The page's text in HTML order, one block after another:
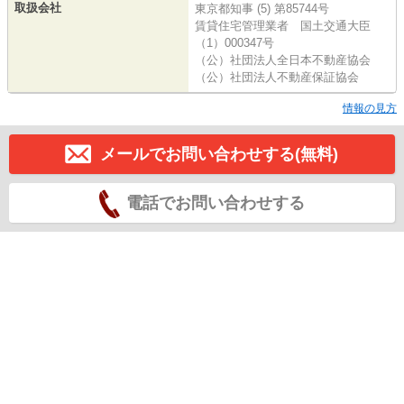
取扱会社
東京都知事 (5) 第85744号
賃貸住宅管理業者 国土交通大臣
（1）000347号
（公）社団法人全日本不動産協会
（公）社団法人不動産保証協会
情報の見方
メールでお問い合わせする(無料)
電話でお問い合わせする